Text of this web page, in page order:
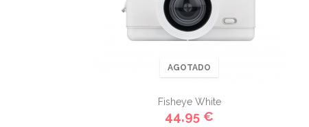
AGOTADO
Fisheye White
44,95 €